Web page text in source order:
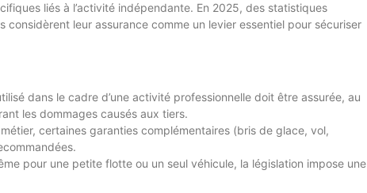
liés à l’activité indépendante. En 2025, des statistiques
considèrent leur assurance comme un levier essentiel pour sécuriser
dans le cadre d’une activité professionnelle doit être assurée, au
les dommages causés aux tiers.
certaines garanties complémentaires (bris de glace, vol,
pour une petite flotte ou un seul véhicule, la législation impose une